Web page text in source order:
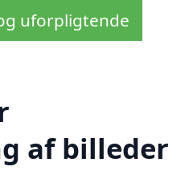
uforpligtende
af billeder